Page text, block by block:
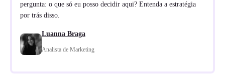
pergunta: o que só eu posso decidir aqui? Entenda a estratégia
por trás disso.
Luanna Braga
Analista de Marketing